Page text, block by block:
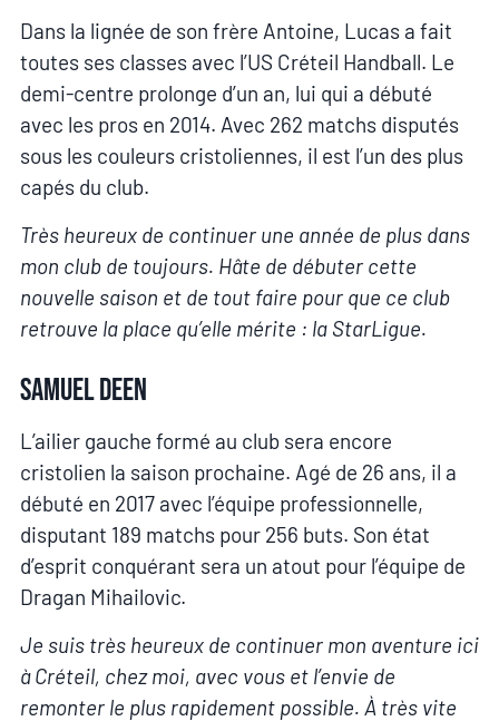
Dans la lignée de son frère Antoine, Lucas a fait
toutes ses classes avec l’US Créteil Handball. Le
demi-centre prolonge d’un an, lui qui a débuté
avec les pros en 2014. Avec 262 matchs disputés
sous les couleurs cristoliennes, il est l’un des plus
capés du club.
Très heureux de continuer une année de plus dans
mon club de toujours. Hâte de débuter cette
nouvelle saison et de tout faire pour que ce club
retrouve la place qu’elle mérite : la StarLigue.
Samuel Deen
L’ailier gauche formé au club sera encore
cristolien la saison prochaine. Agé de 26 ans, il a
débuté en 2017 avec l’équipe professionnelle,
disputant 189 matchs pour 256 buts. Son état
d’esprit conquérant sera un atout pour l’équipe de
Dragan Mihailovic.
Je suis très heureux de continuer mon aventure ici
à Créteil, chez moi, avec vous et l’envie de
remonter le plus rapidement possible. À très vite